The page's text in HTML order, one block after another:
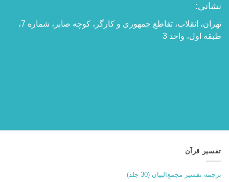
نشانی:
تهران، انقلاب، تقاطع جمهوری و کارگر، کوچه صابر، شماره 7،
طبقه اول، واحد 3
تفسیر قرآن
ترجمه تفسیر مجمع‌البیان (30 جلد)